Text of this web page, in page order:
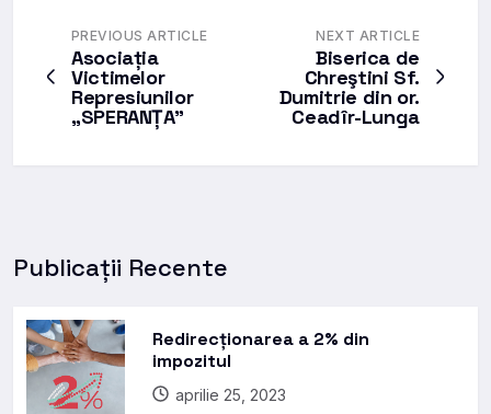
PREVIOUS ARTICLE
Asociația
Victimelor
Represiunilor
„SPERANȚA”
NEXT ARTICLE
Biserica de
Chreştini Sf.
Dumitrie din or.
Ceadîr-Lunga
Publicații Recente
Redirecționarea a 2% din
impozitul
aprilie 25, 2023